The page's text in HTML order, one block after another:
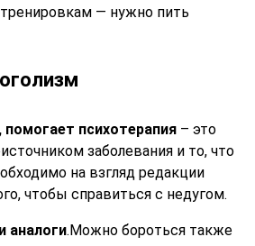
— нужно пить
психотерапия – это
заболевания и то, что
на взгляд редакции
чтобы справиться с недугом.
аналоги.Можно бороться также